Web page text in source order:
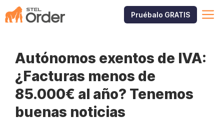
Saltar
al
Pruébalo GRATIS
Autónomos exentos de IVA:
¿Facturas menos de
85.000€ al año? Tenemos
buenas noticias